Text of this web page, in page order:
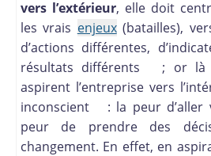
vers l’extérieur, elle doit
les vrais enjeux(batailles),
d’actions différentes,
résultats différents ; or là
aspirent l’entreprise vers
inconscient : la peur d’aller
peur de prendre des
changement. En effet, en